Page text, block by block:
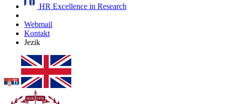
HR Excellence in Research
Webmail
Kontakt
Jezik